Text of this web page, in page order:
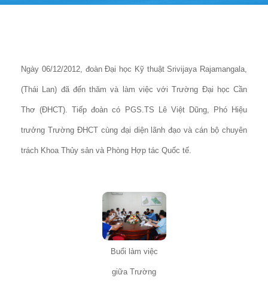
Ngày 06/12/2012, đoàn Đại học Kỹ thuật Srivijaya Rajamangala,
(Thái Lan) đã đến thăm và làm việc với Trường Đại học Cần
Thơ (ĐHCT). Tiếp đoàn có PGS.TS Lê Việt Dũng, Phó Hiệu
trưởng Trường ĐHCT cùng đại diện lãnh đạo và cán bộ chuyên
trách Khoa Thủy sản và Phòng Hợp tác Quốc tế.
Buổi làm việc
giữa Trường